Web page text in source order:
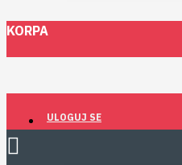
KORPA
ULOGUJ SE